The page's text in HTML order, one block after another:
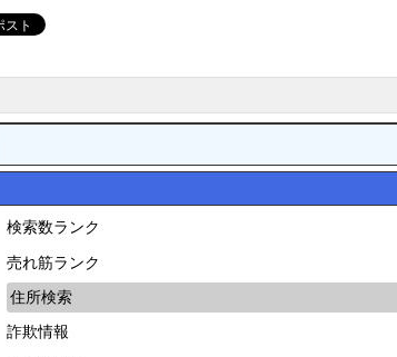
検索数ランク
売れ筋ランク
住所検索
詐欺情報